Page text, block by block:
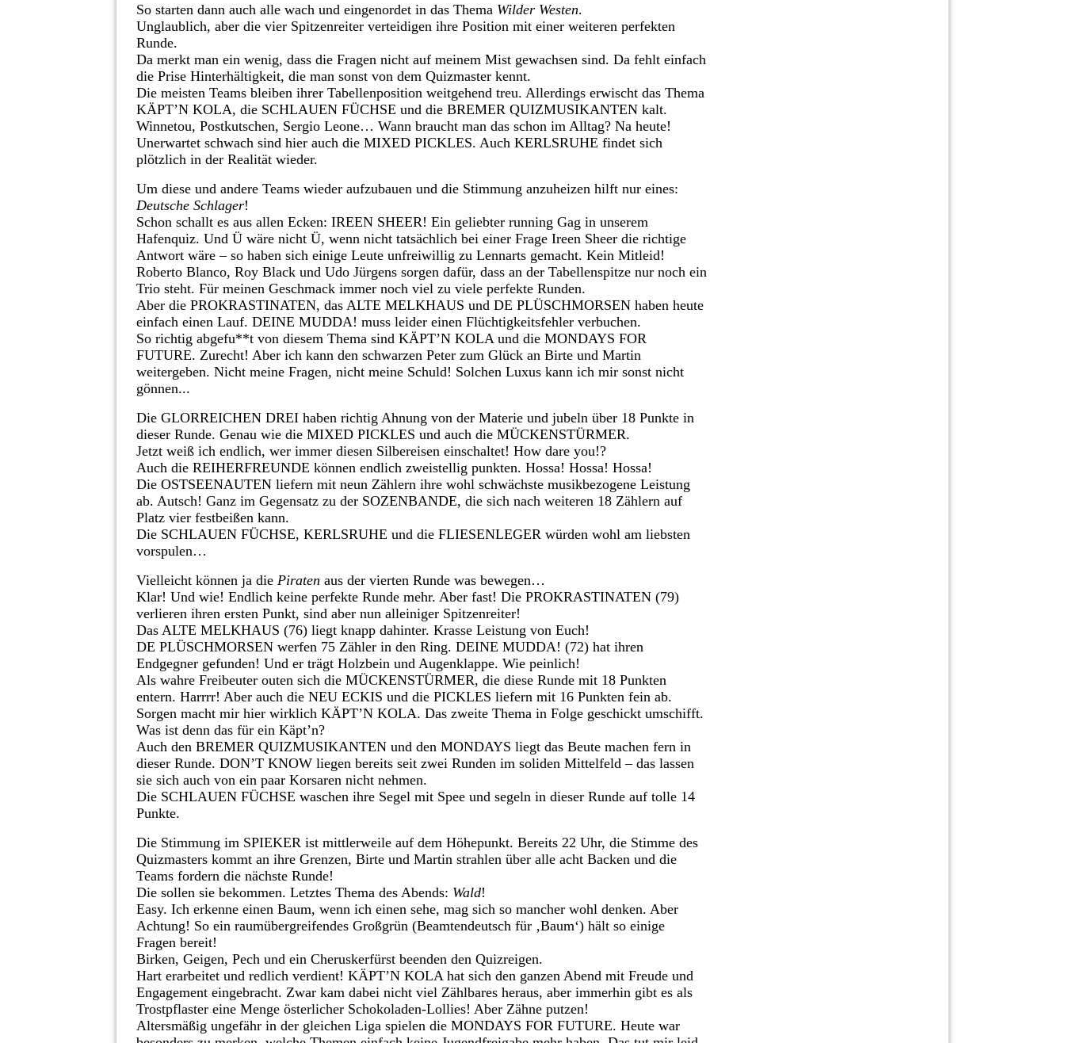
So starten dann auch alle wach und eingenordet in das Thema Wilder Westen.
Unglaublich, aber die vier Spitzenreiter verteidigen ihre Position mit einer weiteren perfekten
Runde.
Da merkt man ein wenig, dass die Fragen nicht auf meinem Mist gewachsen sind. Da fehlt einfach
die Prise Hinterhältigkeit, die man sonst von dem Quizmaster kennt.
Die meisten Teams bleiben ihrer Tabellenposition weitgehend treu. Allerdings erwischt das Thema
KÄPT’N KOLA, die SCHLAUEN FÜCHSE und die BREMER QUIZMUSIKANTEN kalt.
Winnetou, Postkutschen, Sergio Leone… Wann braucht man das schon im Alltag? Na heute!
Unerwartet schwach sind hier auch die MIXED PICKLES. Auch KERLSRUHE findet sich
plötzlich in der Realität wieder.
Um diese und andere Teams wieder aufzubauen und die Stimmung anzuheizen hilft nur eines:
Deutsche Schlager!
Schon schallt es aus allen Ecken: IREEN SHEER! Ein geliebter running Gag in unserem
Hafenquiz. Und Ü wäre nicht Ü, wenn nicht tatsächlich bei einer Frage Ireen Sheer die richtige
Antwort wäre – so haben sich einige Leute unfreiwillig zu Lennarts gemacht. Kein Mitleid!
Roberto Blanco, Roy Black und Udo Jürgens sorgen dafür, dass an der Tabellenspitze nur noch ein
Trio steht. Für meinen Geschmack immer noch viel zu viele perfekte Runden.
Aber die PROKRASTINATEN, das ALTE MELKHAUS und DE PLÜSCHMORSEN haben heute
einfach einen Lauf. DEINE MUDDA! muss leider einen Flüchtigkeitsfehler verbuchen.
So richtig abgefu**t von diesem Thema sind KÄPT’N KOLA und die MONDAYS FOR
FUTURE. Zurecht! Aber ich kann den schwarzen Peter zum Glück an Birte und Martin
weitergeben. Nicht meine Fragen, nicht meine Schuld! Solchen Luxus kann ich mir sonst nicht
gönnen...
Die GLORREICHEN DREI haben richtig Ahnung von der Materie und jubeln über 18 Punkte in
dieser Runde. Genau wie die MIXED PICKLES und auch die MÜCKENSTÜRMER.
Jetzt weiß ich endlich, wer immer diesen Silbereisen einschaltet! How dare you!?
Auch die REIHERFREUNDE können endlich zweistellig punkten. Hossa! Hossa! Hossa!
Die OSTSEENAUTEN liefern mit neun Zählern ihre wohl schwächste musikbezogene Leistung
ab. Autsch! Ganz im Gegensatz zu der SOZENBANDE, die sich nach weiteren 18 Zählern auf
Platz vier festbeißen kann.
Die SCHLAUEN FÜCHSE, KERLSRUHE und die FLIESENLEGER würden wohl am liebsten
vorspulen…
Vielleicht können ja die Piraten aus der vierten Runde was bewegen…
Klar! Und wie! Endlich keine perfekte Runde mehr. Aber fast! Die PROKRASTINATEN (79)
verlieren ihren ersten Punkt, sind aber nun alleiniger Spitzenreiter!
Das ALTE MELKHAUS (76) liegt knapp dahinter. Krasse Leistung von Euch!
DE PLÜSCHMORSEN werfen 75 Zähler in den Ring. DEINE MUDDA! (72) hat ihren
Endgegner gefunden! Und er trägt Holzbein und Augenklappe. Wie peinlich!
Als wahre Freibeuter outen sich die MÜCKENSTÜRMER, die diese Runde mit 18 Punkten
entern. Harrrr! Aber auch die NEU ECKIS und die PICKLES liefern mit 16 Punkten fein ab.
Sorgen macht mir hier wirklich KÄPT’N KOLA. Das zweite Thema in Folge geschickt umschifft.
Was ist denn das für ein Käpt’n?
Auch den BREMER QUIZMUSIKANTEN und den MONDAYS liegt das Beute machen fern in
dieser Runde. DON’T KNOW liegen bereits seit zwei Runden im soliden Mittelfeld – das lassen
sie sich auch von ein paar Korsaren nicht nehmen.
Die SCHLAUEN FÜCHSE waschen ihre Segel mit Spee und segeln in dieser Runde auf tolle 14
Punkte.
Die Stimmung im SPIEKER ist mittlerweile auf dem Höhepunkt. Bereits 22 Uhr, die Stimme des
Quizmasters kommt an ihre Grenzen, Birte und Martin strahlen über alle acht Backen und die
Teams fordern die nächste Runde!
Die sollen sie bekommen. Letztes Thema des Abends: Wald!
Easy. Ich erkenne einen Baum, wenn ich einen sehe, mag sich so mancher wohl denken. Aber
Achtung! So ein raumübergreifendes Großgrün (Beamtendeutsch für ‚Baum‘) hält so einige
Fragen bereit!
Birken, Geigen, Pech und ein Cheruskerfürst beenden den Quizreigen.
Hart erarbeitet und redlich verdient! KÄPT’N KOLA hat sich den ganzen Abend mit Freude und
Engagement eingebracht. Zwar kam dabei nicht viel Zählbares heraus, aber immerhin gibt es als
Trostpflaster eine Menge österlicher Schokoladen-Lollies! Aber Zähne putzen!
Altersmäßig ungefähr in der gleichen Liga spielen die MONDAYS FOR FUTURE. Heute war